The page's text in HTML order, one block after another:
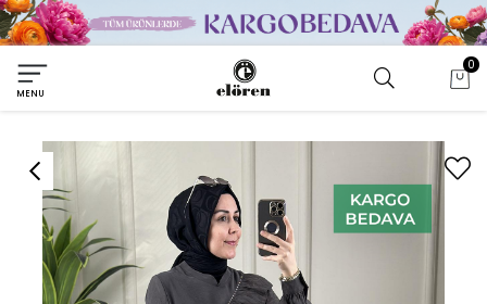
MENU
0